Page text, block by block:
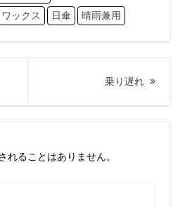
ワックス 日傘 晴雨兼用
乗り遅れ
次
れることはありません。